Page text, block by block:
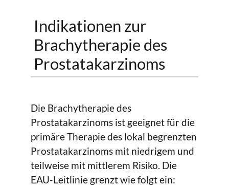
Indikationen zur
Brachytherapie des
Prostatakarzinoms
Die Brachytherapie des
Prostatakarzinoms ist geeignet für die
primäre Therapie des lokal begrenzten
Prostatakarzinoms mit niedrigem und
teilweise mit mittlerem Risiko. Die
EAU-Leitlinie grenzt wie folgt ein: